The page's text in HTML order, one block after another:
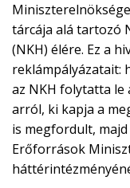
tárcája alá tartozó
(NKH) élére. Ez a
reklámpályázatait:
az NKH folytatta
arról, ki kapja a
is megfordult,
Erőforrások